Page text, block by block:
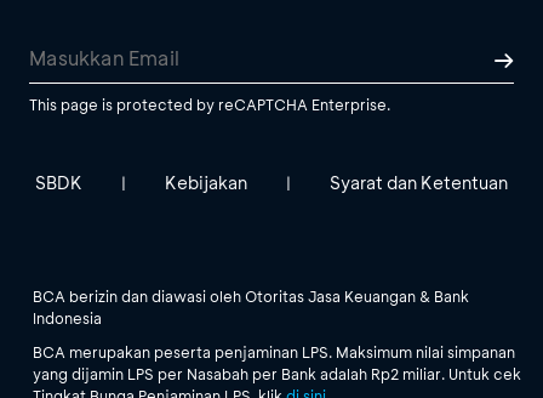
This page is protected by reCAPTCHA Enterprise.
SBDK | Kebijakan | Syarat dan Ketentuan
BCA berizin dan diawasi oleh Otoritas Jasa Keuangan & Bank
Indonesia
BCA merupakan peserta penjaminan LPS. Maksimum nilai simpanan
yang dijamin LPS per Nasabah per Bank adalah Rp2 miliar. Untuk cek